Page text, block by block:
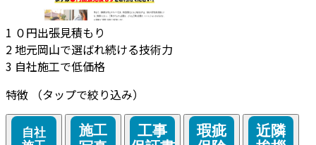
1 ０円出張見積もり
2地元岡山で選ばれ続ける技術力
3 自社施工で低価格
特徴
（タップで絞り込み）